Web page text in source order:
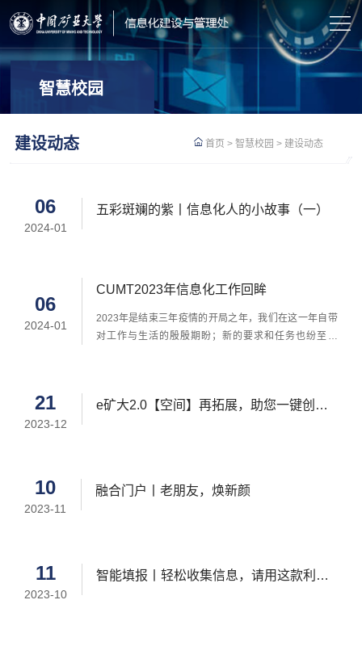
智慧校园
建设动态 首页 >智慧校园 > 建设动态
06
2024-01
五彩斑斓的紫丨信息化人的小故事（一）
06
2024-01
CUMT2023年信息化工作回眸
2023年是结束三年疫情的开局之年，我们在这一年自带
对工作与生活的殷殷期盼；新的要求和任务也纷至沓
字化转型发展。
21
2023-12
e矿大2.0【空间】再拓展，助您一键创建
10
2023-11
融合门户丨老朋友，焕新颜
11
2023-10
智能填报丨轻松收集信息，请用这款利